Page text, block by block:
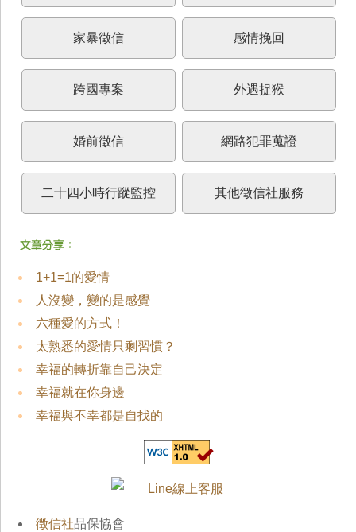
家暴徵信 感情挽回
跨國專案 外遇捉猴
婚前徵信 網路犯罪蒐證
二十四小時行蹤監控 其他徵信社服務
1+1=1的愛情
人沒變，變的是感覺
六種愛的方式！
太熟悉的愛情只剩習慣？
幸福的轉折靠自己決定
幸福就在你身邊
幸福與不幸都是自找的
徵信社品保協會